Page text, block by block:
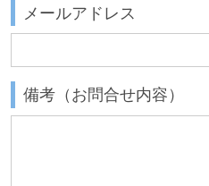
メールアドレス
備考（お問合せ内容）